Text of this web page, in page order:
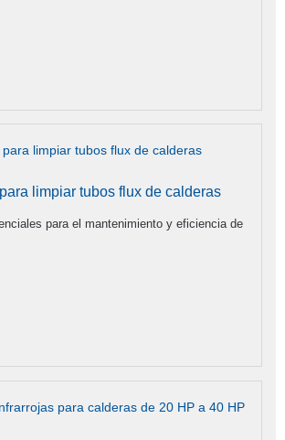
limpiar tubos flux de calderas
para el mantenimiento y eficiencia de